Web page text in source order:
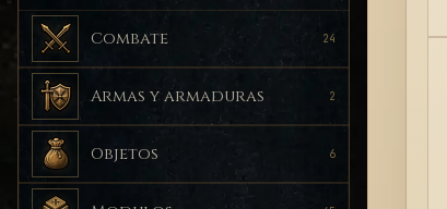
Combate 24
Armas y armaduras 2
Objetos 6